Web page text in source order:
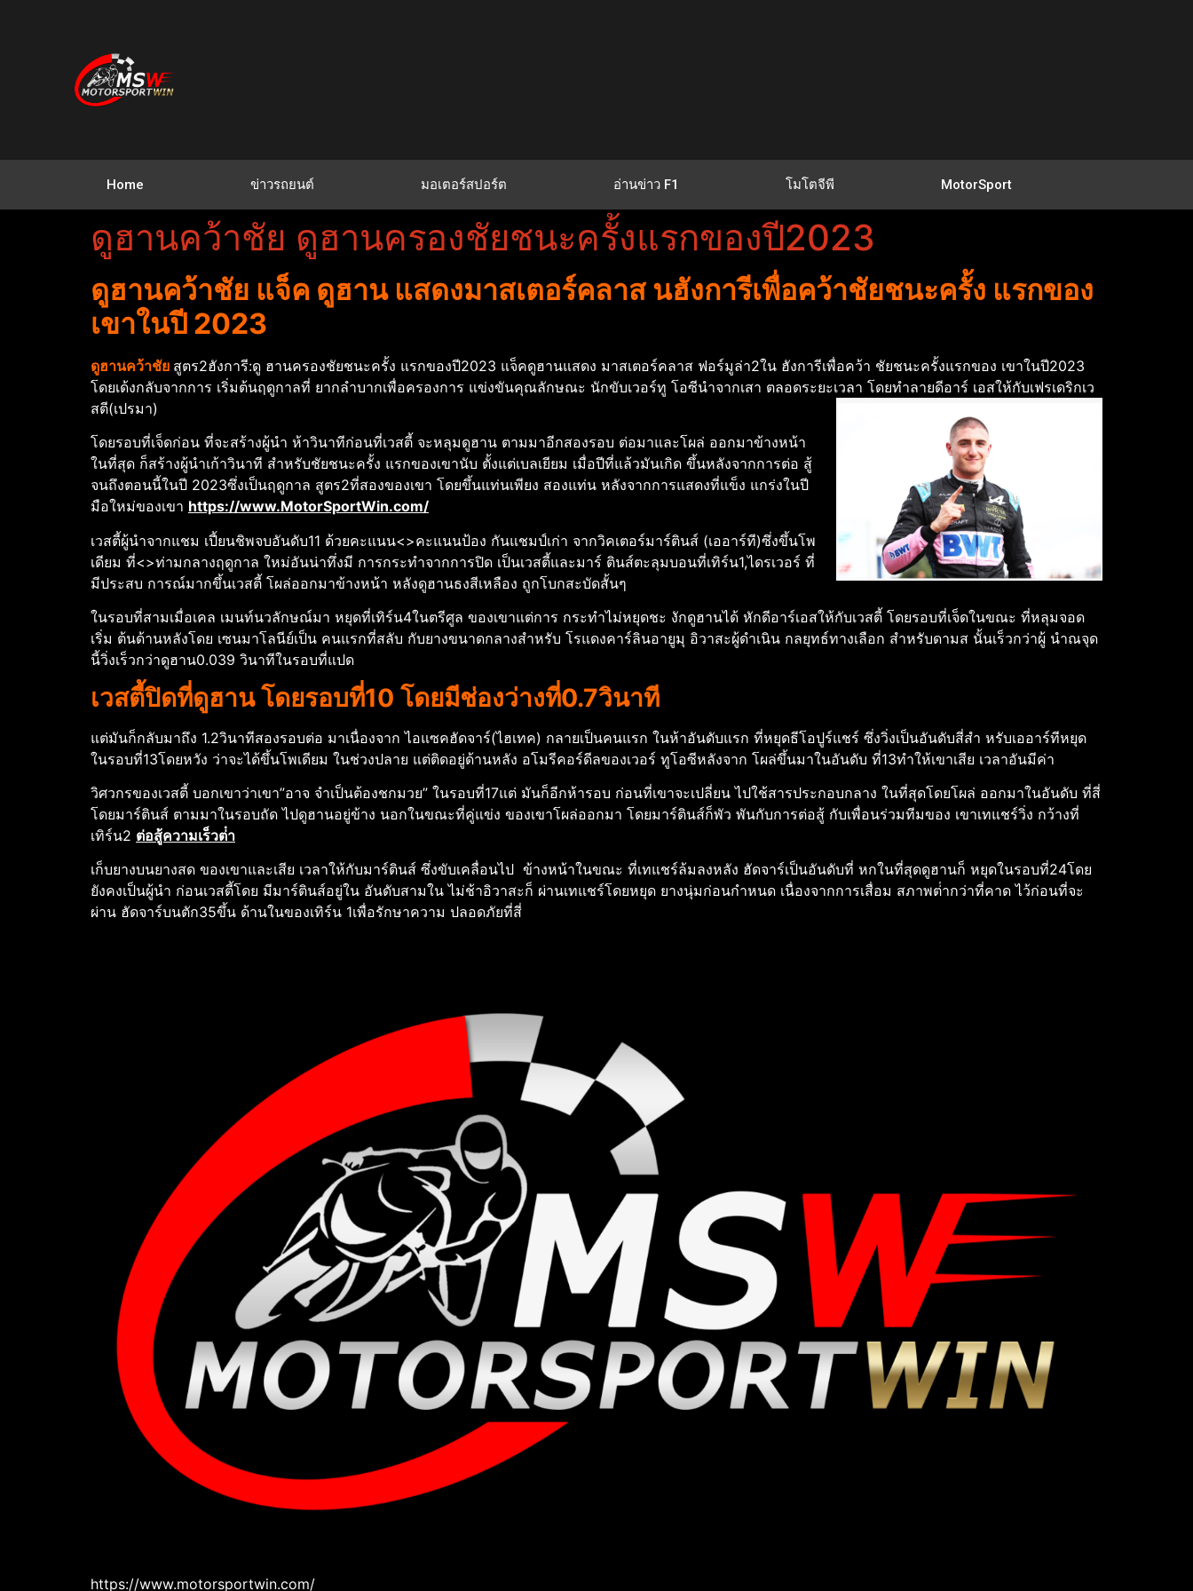
Home ข่าวรถยนต์ มอเตอร์สปอร์ต อ่านข่าว F1 โมโตจีพี MotorSport
ดูฮานคว้าชัย ดูฮานครองชัยชนะครั้งแรกของปี2023
ดูฮานคว้าชัย แจ็ค ดูฮาน แสดงมาสเตอร์คลาส นฮังการีเพื่อคว้าชัยชนะครั้ง แรกของ
เขาในปี 2023
ดูฮานคว้าชัย สูตร2ฮังการี:ดู ฮานครองชัยชนะครั้ง แรกของปี2023 แจ็คดูฮานแสดง มาสเตอร์คลาส ฟอร์มูล่า2ใน ฮังการีเพื่อคว้า ชัยชนะครั้งแรกของ เขาในปี2023
โดยเด้งกลับจากการ เริ่มต้นฤดูกาลที่ ยากลําบากเพื่อครองการ แข่งขันคุณลักษณะ นักขับเวอร์ทู โอซีนําจากเสา ตลอดระยะเวลา โดยทําลายดีอาร์ เอสให้กับเฟรเดริกเว
สตี(เปรมา)
โดยรอบที่เจ็ดก่อน ที่จะสร้างผู้นํา ห้าวินาทีก่อนที่เวสตี้ จะหลุมดูฮาน ตามมาอีกสองรอบ ต่อมาและโผล่ ออกมาข้างหน้า
ในที่สุด ก็สร้างผู้นําเก้าวินาที สําหรับชัยชนะครั้ง แรกของเขานับ ตั้งแต่เบลเยียม เมื่อปีที่แล้วมันเกิด ขึ้นหลังจากการต่อ สู้
จนถึงตอนนี้ในปี 2023ซึ่งเป็นฤดูกาล สูตร2ที่สองของเขา โดยขึ้นแท่นเพียง สองแท่น หลังจากการแสดงที่แข็ง แกร่งในปี
มือใหม่ของเขา https://www.MotorSportWin.com/
เวสตี้ผู้นําจากแชม เปี้ยนชิพจบอันดับ11 ด้วยคะแนน<>คะแนนป้อง กันแชมป์เก่า จากวิคเตอร์มาร์ตินส์ (เออาร์ที)ซึ่งขึ้นโพ
เดียม ที่<>ท่ามกลางฤดูกาล ใหม่อันน่าทึ่งมี การกระทําจากการปิด เป็นเวสตี้และมาร์ ตินส์ตะลุมบอนที่เทิร์น1,ไดรเวอร์ ที่
มีประสบ การณ์มากขึ้นเวสตี้ โผล่ออกมาข้างหน้า หลังดูฮานธงสีเหลือง ถูกโบกสะบัดสั้นๆ
ในรอบที่สามเมื่อเคล เมนท์นวลักษณ์มา หยุดที่เทิร์น4ในตรีศูล ของเขาแต่การ กระทําไม่หยุดชะ งักดูฮานได้ หักดีอาร์เอสให้กับเวสตี้ โดยรอบที่เจ็ดในขณะ ที่หลุมจอด
เริ่ม ต้นด้านหลังโดย เซนมาโลนีย์เป็น คนแรกที่สลับ กับยางขนาดกลางสําหรับ โรแดงคาร์ลินอายูมุ อิวาสะผู้ดําเนิน กลยุทธ์ทางเลือก สําหรับดามส นั้นเร็วกว่าผู้ นําณจุด
นี้วิ่งเร็วกว่าดูฮาน0.039 วินาทีในรอบที่แปด
เวสตี้ปิดที่ดูฮาน โดยรอบที่10 โดยมีช่องว่างที่0.7วินาที
แต่มันก็กลับมาถึง 1.2วินาทีสองรอบต่อ มาเนื่องจาก ไอแซคฮัดจาร์(ไฮเทค) กลายเป็นคนแรก ในห้าอันดับแรก ที่หยุดธีโอปูร์แชร์ ซึ่งวิ่งเป็นอันดับสี่สํา หรับเออาร์ทีหยุด
ในรอบที่13โดยหวัง ว่าจะได้ขึ้นโพเดียม ในช่วงปลาย แต่ติดอยู่ด้านหลัง อโมรีคอร์ดีลของเวอร์ ทูโอซีหลังจาก โผล่ขึ้นมาในอันดับ ที่13ทําให้เขาเสีย เวลาอันมีค่า
วิศวกรของเวสตี้ บอกเขาว่าเขา”อาจ จําเป็นต้องชกมวย” ในรอบที่17แต่ มันก็อีกห้ารอบ ก่อนที่เขาจะเปลี่ยน ไปใช้สารประกอบกลาง ในที่สุดโดยโผล่ ออกมาในอันดับ ที่สี่
โดยมาร์ตินส์ ตามมาในรอบถัด ไปดูฮานอยู่ข้าง นอกในขณะที่คู่แข่ง ของเขาโผล่ออกมา โดยมาร์ตินส์ก็พัว พันกับการต่อสู้ กับเพื่อนร่วมทีมของ เขาเทแชร์วิ่ง กว้างที่
เทิร์น2 ต่อสู้ความเร็วต่ํา
เก็บยางบนยางสด ของเขาและเสีย เวลาให้กับมาร์ตินส์ ซึ่งขับเคลื่อนไป ข้างหน้าในขณะ ที่เทแชร์ล้มลงหลัง ฮัดจาร์เป็นอันดับที่ หกในที่สุดดูฮานก็ หยุดในรอบที่24โดย
ยังคงเป็นผู้นํา ก่อนเวสตี้โดย มีมาร์ตินส์อยู่ใน อันดับสามใน ไม่ช้าอิวาสะก็ ผ่านเทแชร์โดยหยุด ยางนุ่มก่อนกําหนด เนื่องจากการเสื่อม สภาพต่ํากว่าที่คาด ไว้ก่อนที่จะ
ผ่าน ฮัดจาร์บนตัก35ขึ้น ด้านในของเทิร์น 1เพื่อรักษาความ ปลอดภัยที่สี่
https://www.motorsportwin.com/